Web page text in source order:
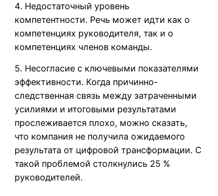
4. Недостаточный уровень
компетентности. Речь может идти как о
компетенциях руководителя, так и о
компетенциях членов команды.
5. Несогласие с ключевыми показателями
эффективности. Когда причинно-
следственная связь между затраченными
усилиями и итоговыми результатами
прослеживается плохо, можно сказать,
что компания не получила ожидаемого
результата от цифровой трансформации. С
такой проблемой столкнулись 25 %
руководителей.